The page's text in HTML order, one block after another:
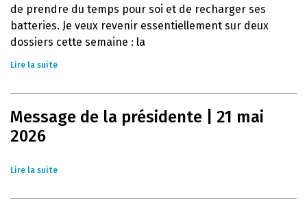
de prendre du temps pour soi et de recharger ses
batteries. Je veux revenir essentiellement sur deux
dossiers cette semaine : la
Lire la suite
Message de la présidente | 21 mai
2026
Lire la suite